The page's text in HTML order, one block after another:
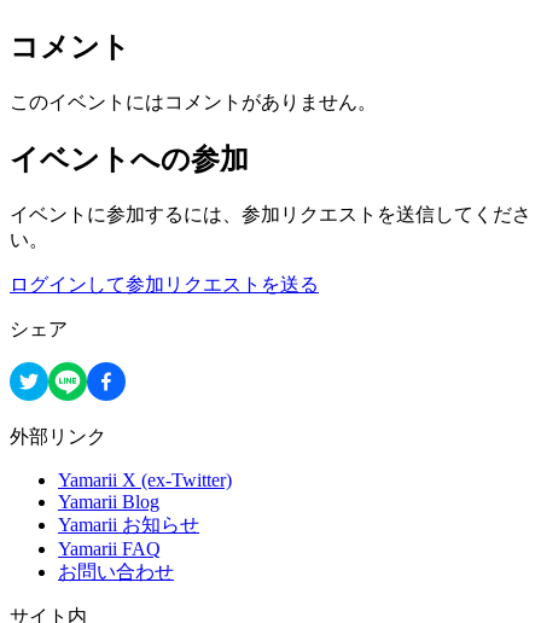
コメント
このイベントにはコメントがありません。
イベントへの参加
イベントに参加するには、参加リクエストを送信してくださ
い。
ログインして参加リクエストを送る
シェア
外部リンク
Yamarii X (ex-Twitter)
Yamarii Blog
Yamarii お知らせ
Yamarii FAQ
お問い合わせ
サイト内